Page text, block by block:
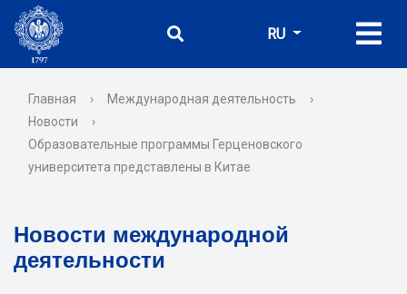
RU
Главная › Международная деятельность
›
Новости
›
Образовательные программы Герценовского
университета представлены в Китае
Новости международной
деятельности